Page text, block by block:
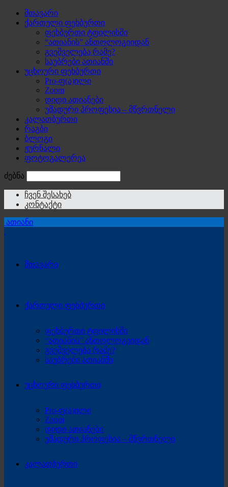
მთავარი
ქართული ფეხბურთი
ფეხბურთი ტფილისში
“ათიანის” ანთოლოგიიდან
გვეშველება რამე?
საუბრები ათიანში
უცხოური ფეხბურთი
Pro-ფ(ა)ილი
Zoom
დიდი ათიანები
უმადური პროფესია – მწვრთნელი
კალათბურთი
რაგბი
ბლოგი
ჟურნალი
ფოტოგალერეა
ძებნა
ჩვენ შესახებ
კონტაქტი
ათიანი
მთავარი
ქართული ფეხბურთი
ფეხბურთი ტფილისში
“ათიანის” ანთოლოგიიდან
გვეშველება რამე?
საუბრები ათიანში
უცხოური ფეხბურთი
Pro-ფ(ა)ილი
Zoom
დიდი ათიანები
უმადური პროფესია – მწვრთნელი
კალათბურთი